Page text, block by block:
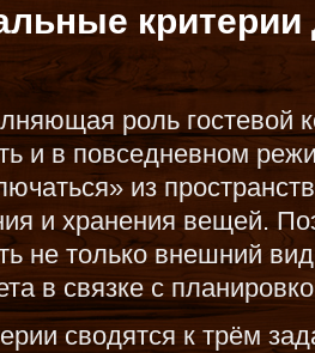
критерии
роль гостевой
и в повседневном
из
и хранения вещей.
не только внешний
в связке с
сводятся к трём